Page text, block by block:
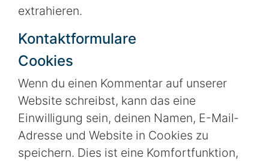
extrahieren.
Kontaktformulare
Cookies
Wenn du einen Kommentar auf unserer
Website schreibst, kann das eine
Einwilligung sein, deinen Namen, E-Mail-
Adresse und Website in Cookies zu
speichern. Dies ist eine Komfortfunktion,